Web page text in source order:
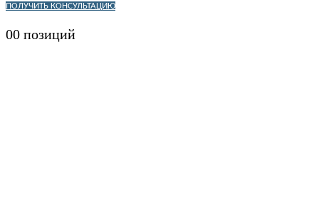
ПОЛУЧИТЬ КОНСУЛЬТАЦИЮ
00 позиций